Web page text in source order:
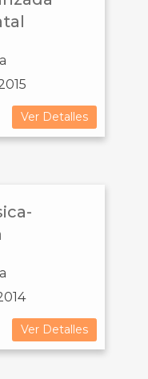
Ver Detalles
Ver Detalles